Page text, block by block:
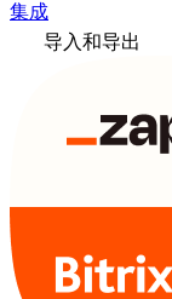
集成
导入和导出